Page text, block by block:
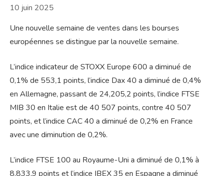
10 juin 2025
Une nouvelle semaine de ventes dans les bourses
européennes se distingue par la nouvelle semaine.
L’indice indicateur de STOXX Europe 600 a diminué de
0,1% de 553,1 points, l’indice Dax 40 a diminué de 0,4%
en Allemagne, passant de 24,205,2 points, l’indice FTSE
MIB 30 en Italie est de 40 507 points, contre 40 507
points, et l’indice CAC 40 a diminué de 0,2% en France
avec une diminution de 0,2%.
L’indice FTSE 100 au Royaume-Uni a diminué de 0,1% à
8,833,9 points et l’indice IBEX 35 en Espagne a diminué